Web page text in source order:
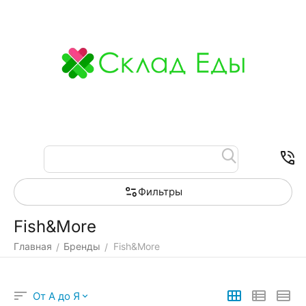
Фильтры
Fish&More
Главная / Бренды / Fish&More
От А до Я